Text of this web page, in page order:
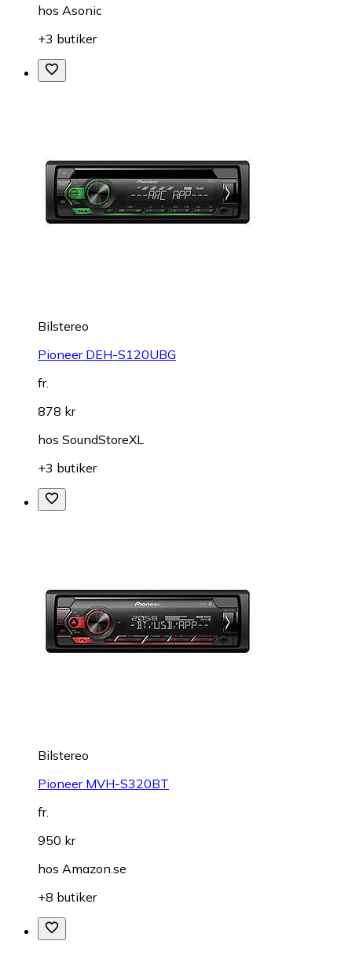
hos Asonic
+3 butiker
Bilstereo
Pioneer DEH-S120UBG
fr.
878 kr
hos SoundStoreXL
+3 butiker
Bilstereo
Pioneer MVH-S320BT
fr.
950 kr
hos Amazon.se
+8 butiker